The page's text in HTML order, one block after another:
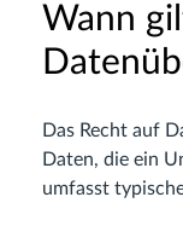
Wann
Das Recht auf
Daten, die ein
umfasst